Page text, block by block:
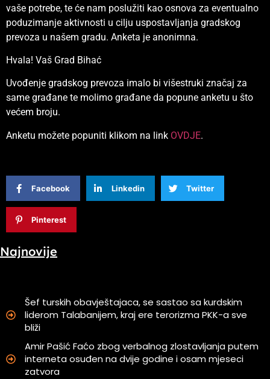
vaše potrebe, te će nam poslužiti kao osnova za eventualno
poduzimanje aktivnosti u cilju uspostavljanja gradskog
prevoza u našem gradu. Anketa je anonimna.
Hvala! Vaš Grad Bihać
Uvođenje gradskog prevoza imalo bi višestruki značaj za
same građane te molimo građane da popune anketu u što
većem broju.
Anketu možete popuniti klikom na link OVDJE.
Facebook Linkedin Twitter
Pinterest
Najnovije
Šef turskih obavještajaca, se sastao sa kurdskim
liderom Talabanijem, kraj ere terorizma PKK-a sve
bliži
Amir Pašić Faćo zbog verbalnog zlostavljanja putem
interneta osuđen na dvije godine i osam mjeseci
zatvora